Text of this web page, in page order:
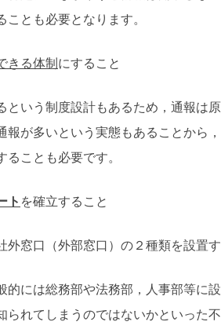
とも必要となります。
きる体制 にすること
いう制度設計もあるため，通報は
報が多いという実態もあることから
ことも必要です。
ト を確立すること
口（外部窓口）の２種類を設置す
には総務部や法務部，人事部等に
れてしまうのではないかといった